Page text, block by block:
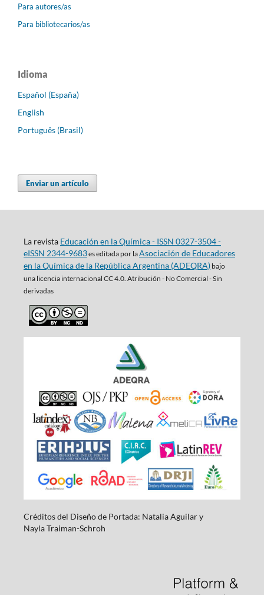
Para autores/as
Para bibliotecarios/as
Idioma
Español (España)
English
Português (Brasil)
Enviar un artículo
La revista Educación en la Química - ISSN 0327-3504 -
eISSN 2344-9683es editada por laAsociación de Educadores
en la Química de la República Argentina (ADEQRA)bajo
una licencia internacional CC 4.0. Atribución - No Comercial - Sin
derivadas
Créditos del Diseño de Portada: Natalia Aguilar y
NaylaTraiman-Schroh